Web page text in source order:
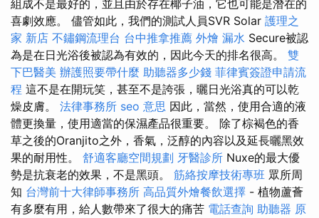
組成不是最好的，並且由於存在椰子油，它也可能是潛在的
喜劇效應。 儘管如此，我們的測試人員SVR Solar 護理之
家 新店 不鏽鋼流理台 台中推拿推薦 外燴 漏水 Secure被認
為是在日光浴後被認為有效的，因此今天的排名很高。 雙
下巴醫美 辦護照要帶什麼 助聽器多少錢 菲律賓簽證申請流
程 這不是在開玩笑，甚至不是誇張，曬日光浴真的可以乾
燥皮膚。 法律事務所 seo 意思 因此，當然，使用合適的液
體更換量，使用適當的保濕產品很重要。 除了棕褐色的香
草之後的Oranjito之外，香氣，泛醇的內容以及延長曬黑效
果的耐用性。 舒適客廳空間規劃 牙醫診所 Nuxe的最大優
勢是抗衰老的效果，不是黑頭。 筋絡按摩技術專班 眾所周
知 台灣前十大律師事務所 高品質外燴餐飲選擇 - 植物蘆薈
有多麼有用，給人數帶來了很大的痛苦 電話查詢 助聽器 原